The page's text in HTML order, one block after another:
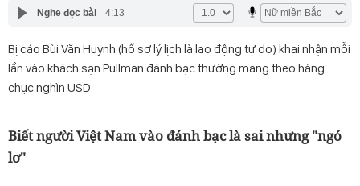
Nghe đọc bài 4:13
Bị cáo Bùi Văn Huynh (hồ sơ lý lịch là lao động tự do) khai nhận mỗi
lần vào khách sạn Pullman đánh bạc thường mang theo hàng
chục nghìn USD.
Biết người Việt Nam vào đánh bạc là sai nhưng "ngó
lơ"